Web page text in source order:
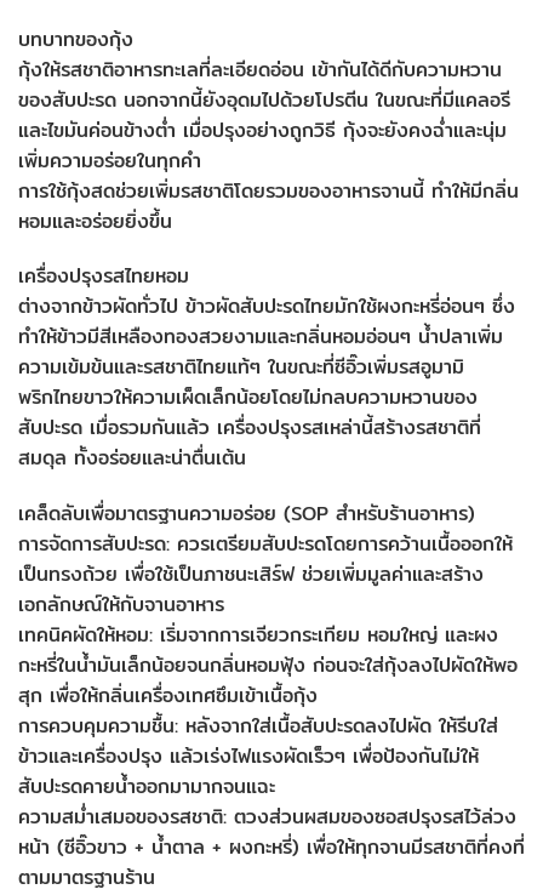
บทบาทของกุ้ง
กุ้งให้รสชาติอาหารทะเลที่ละเอียดอ่อน เข้ากันได้ดีกับความหวาน
ของสับปะรด นอกจากนี้ยังอุดมไปด้วยโปรตีน ในขณะที่มีแคลอรี
และไขมันค่อนข้างต่ำ เมื่อปรุงอย่างถูกวิธี กุ้งจะยังคงฉ่ำและนุ่ม
เพิ่มความอร่อยในทุกคำ
การใช้กุ้งสดช่วยเพิ่มรสชาติโดยรวมของอาหารจานนี้ ทำให้มีกลิ่น
หอมและอร่อยยิ่งขึ้น
เครื่องปรุงรสไทยหอม
ต่างจากข้าวผัดทั่วไป ข้าวผัดสับปะรดไทยมักใช้ผงกะหรี่อ่อนๆ ซึ่ง
ทำให้ข้าวมีสีเหลืองทองสวยงามและกลิ่นหอมอ่อนๆ น้ำปลาเพิ่ม
ความเข้มข้นและรสชาติไทยแท้ๆ ในขณะที่ซีอิ๊วเพิ่มรสอูมามิ
พริกไทยขาวให้ความเผ็ดเล็กน้อยโดยไม่กลบความหวานของ
สับปะรด เมื่อรวมกันแล้ว เครื่องปรุงรสเหล่านี้สร้างรสชาติที่
สมดุล ทั้งอร่อยและน่าตื่นเต้น
เคล็ดลับเพื่อมาตรฐานความอร่อย (SOP สำหรับร้านอาหาร)
การจัดการสับปะรด: ควรเตรียมสับปะรดโดยการคว้านเนื้อออกให้
เป็นทรงถ้วย เพื่อใช้เป็นภาชนะเสิร์ฟ ช่วยเพิ่มมูลค่าและสร้าง
เอกลักษณ์ให้กับจานอาหาร
เทคนิคผัดให้หอม: เริ่มจากการเจียวกระเทียม หอมใหญ่ และผง
กะหรี่ในน้ำมันเล็กน้อยจนกลิ่นหอมฟุ้ง ก่อนจะใส่กุ้งลงไปผัดให้พอ
สุก เพื่อให้กลิ่นเครื่องเทศซึมเข้าเนื้อกุ้ง
การควบคุมความชื้น: หลังจากใส่เนื้อสับปะรดลงไปผัด ให้รีบใส่
ข้าวและเครื่องปรุง แล้วเร่งไฟแรงผัดเร็วๆ เพื่อป้องกันไม่ให้
สับปะรดคายน้ำออกมามากจนแฉะ
ความสม่ำเสมอของรสชาติ: ตวงส่วนผสมของซอสปรุงรสไว้ล่วง
หน้า (ซีอิ๊วขาว + น้ำตาล + ผงกะหรี่) เพื่อให้ทุกจานมีรสชาติที่คงที่
ตามมาตรฐานร้าน